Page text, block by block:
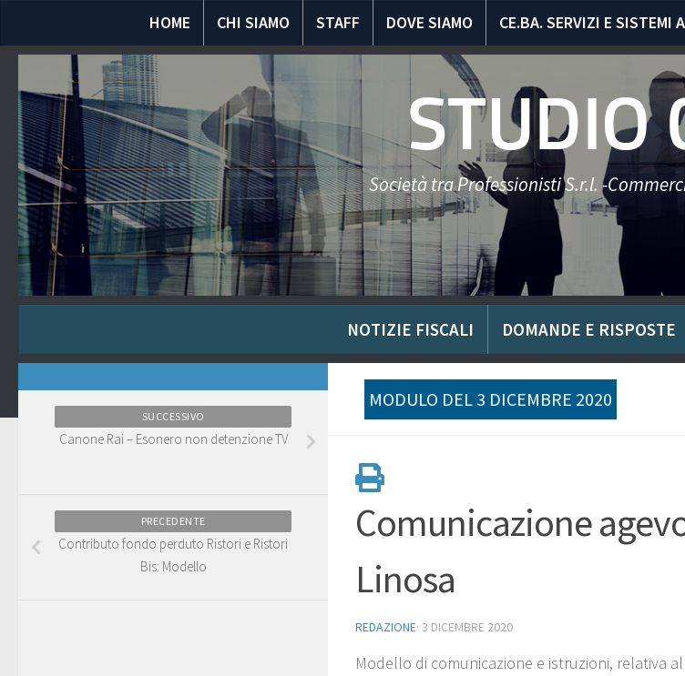
HOME CHI SIAMO STAFF DOVE SIAMO CE.BA. SERVIZI E SISTEMI
STUDIO
Società tra Professionisti S.r.l. -
NOTIZIE FISCALI DOMANDE E RISPOSTE
MODULO DEL 3 DICEMBRE 2020
Comunicazione
Linosa
REDAZIONE· 3 DICEMBRE 2020
Modello di comunicazione e istruzioni, relativa
SUCCESSIVO
Canone Rai – Esonero non detenzione TV
PRECEDENTE
Contributo fondo perduto Ristori e Ristori
Bis: Modello